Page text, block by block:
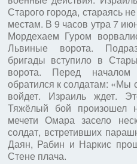
Старого города, стараясь
местам. В 9 часов утра 7
Мордехаем Гуром
Львиные ворота.
бригады вступило в
ворота. Перед
обратился к солдатам: «Мы
войдет. Израиль ждет.
Тяжёлый бой произошел
мечети Омара засело
солдат, встретивших
Даян, Рабин и Наркис
Стене плача.